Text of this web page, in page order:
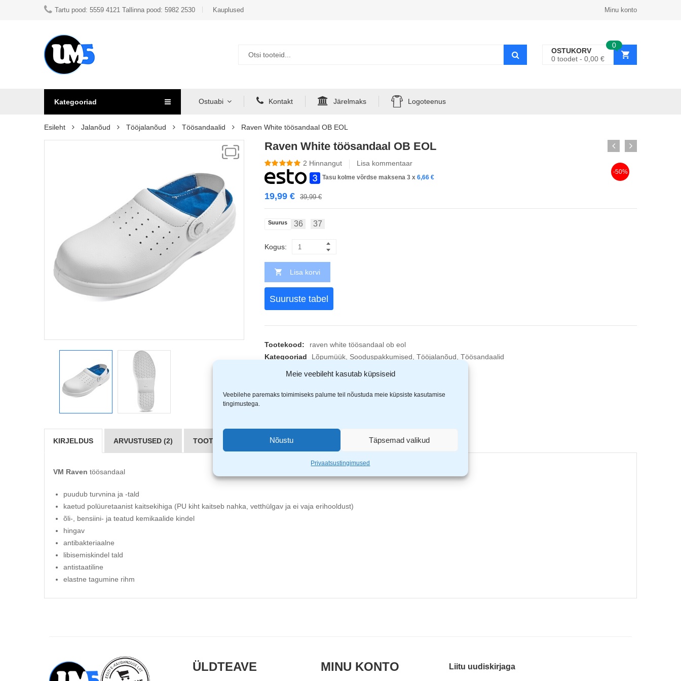
Meie veebileht kasutab küpsiseid
Veebilehe paremaks toimimiseks palume teil nõustuda meie küpsiste kasutamise
tingimustega.
Nõustu Täpsemad valikud
Privaatsustingimused
Tartu pood: 5559 4121 Tallinna pood: 5982 2530 Kauplused Minu konto
0
OSTUKORV
0 toodet 0,00 €
Kategooriad Ostuabi Kontakt Järelmaks Logoteenus
Esileht Jalanõud Tööjalanõud Töösandaalid Raven White töösandaal OB EOL
Raven White töösandaal OB EOL
2 Hinnangut Lisa kommentaar
Tasu kolme võrdse maksena 3 x 6,66 €
39,99€
19,99 €
-50%
Suurus 36 37
Kogus:
Lisa korvi
Suuruste tabel
Tootekood:
raven white töösandaal ob eol
Kategooriad
Lõpumüük, Sooduspakkumised, Tööjalanõud, Töösandaalid
KIRJELDUS ARVUSTUSED (2) TOOTJAD (1)
VM Raven töösandaal
puudub turvnina ja -tald
kaetud polüuretaanist kaitsekihiga (PU kiht kaitseb nahka, vetthülgav ja ei vaja erihooldust)
õli-, bensiini- ja teatud kemikaalide kindel
hingav
antibakteriaalne
libisemiskindel tald
antistaatiline
elastne tagumine rihm
ÜLDTEAVE MINU KONTO Liitu uudiskirjaga